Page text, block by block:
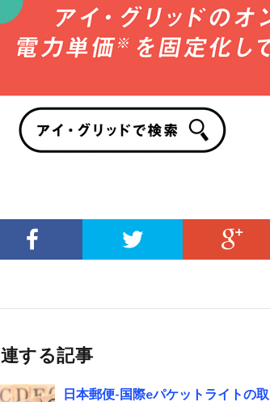
関連する記事
日本郵便-国際eパケットライトの